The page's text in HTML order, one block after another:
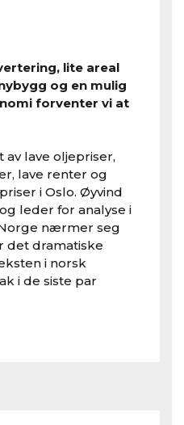
lite areal
og en mulig
forventer vi at
lave oljepriser,
lave renter og
i Oslo. Øyvind
leder for analyse i
nærmer seg
det dramatiske
i norsk
i de siste par